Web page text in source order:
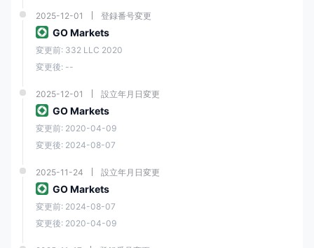
GO MARKETSスプレッドは 22 社以上の Tier 1 および Tier 2 流動性プロ
バイダーから集約されており、そのスプレッドは 0.0 ピップという低さ
になります。の GO MARKETS標準アカウントと go plus+ アカウントの
平均スプレッドは、そのページにリストされています。ただし、データ
は一般的な情報のみを目的として提供されており、1 か月間にわたって
取得されています。表示されている価格は異なる場合があります。たと
えば、以下の標準スプレッドの比較と、他の人気ブローカーとの手数料
の比較をご覧ください。
さらに、オーバーナイト手数料 (ロールオーバー レートまたはオーバー
ナイト オープン ポジションを保持する金利とも呼ばれる) をコストとし
て常に考慮してください。
GO MARKETS入金と引き出し
ライブ取引口座への入金はさまざまな便利な方法で行うことができ、支
払いには追加の処理手数料がかかりません。 GO MARKETS出金に関し
て内部手数料はかかりませんが、オーストラリア以外の銀行機関への資
金出金は一部の手数料が免除される場合があり、お客様の責任となりま
2025-12-01 登録番号変更
GO Markets
変更前: 332 LLC 2020
変更後: --
2025-12-01 設立年月日変更
GO Markets
変更前: 2020-04-09
変更後: 2024-08-07
2025-11-24 設立年月日変更
GO Markets
変更前: 2024-08-07
変更後: 2020-04-09